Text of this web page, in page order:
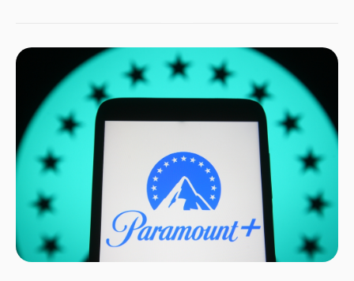
구성된 지수로 구성이 대부분 가치주로 인식될만큼 탄탄한 펀더멘탈과 경기
회복에 수혜를 받는 기업들로 구성되어 있다. 그만큼 경기 성장이 유지되는
사이클에서는 고금리시대에도 상대적으로 탄력성을 보일 수 있는
기업들이라고 할 수 있다.